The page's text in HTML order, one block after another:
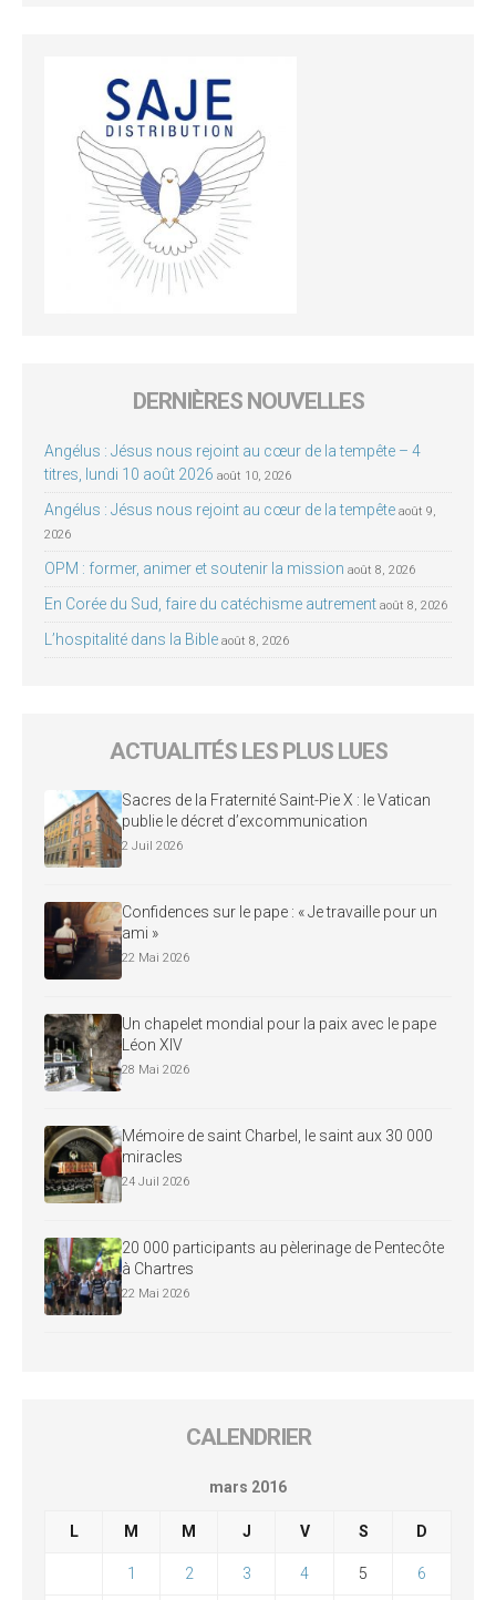
DERNIÈRES NOUVELLES
Angélus : Jésus nous rejoint au cœur de la tempête – 4
titres, lundi 10 août 2026 août 10, 2026
Angélus : Jésus nous rejoint au cœur de la tempête août 9,
2026
OPM : former, animer et soutenir la mission août 8, 2026
En Corée du Sud, faire du catéchisme autrement août 8, 2026
L’hospitalité dans la Bible août 8, 2026
ACTUALITÉS LES PLUS LUES
Sacres de la Fraternité Saint-Pie X : le Vatican
publie le décret d’excommunication
2 Juil 2026
Confidences sur le pape : « Je travaille pour un
ami »
22 Mai 2026
Un chapelet mondial pour la paix avec le pape
Léon XIV
28 Mai 2026
Mémoire de saint Charbel, le saint aux 30 000
miracles
24 Juil 2026
20 000 participants au pèlerinage de Pentecôte
à Chartres
22 Mai 2026
CALENDRIER
mars 2016
L M M J V S D
1 2 3 4 5 6